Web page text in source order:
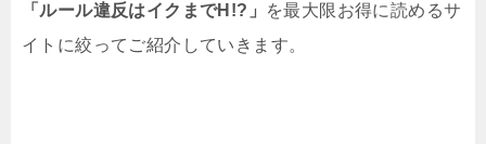
「ルール違反はイクまでH!?」
を最大限お得に読めるサ
イトに絞ってご紹介していきます。